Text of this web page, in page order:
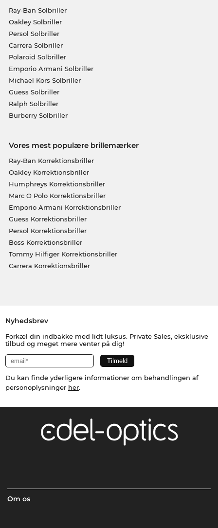
Ray-Ban Solbriller
Oakley Solbriller
Persol Solbriller
Carrera Solbriller
Polaroid Solbriller
Emporio Armani Solbriller
Michael Kors Solbriller
Guess Solbriller
Ralph Solbriller
Burberry Solbriller
Vores mest populære brillemærker
Ray-Ban Korrektionsbriller
Oakley Korrektionsbriller
Humphreys Korrektionsbriller
Marc O Polo Korrektionsbriller
Emporio Armani Korrektionsbriller
Guess Korrektionsbriller
Persol Korrektionsbriller
Boss Korrektionsbriller
Tommy Hilfiger Korrektionsbriller
Carrera Korrektionsbriller
Nyhedsbrev
Forkæl din indbakke med lidt luksus. Private Sales, eksklusive
tilbud og meget mere venter på dig!
Du kan finde yderligere informationer om behandlingen af
personoplysninger her.
Om os